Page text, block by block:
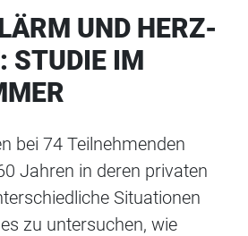
UND HERZ-
STUDIE IM
bei 74 Teilnehmenden
Jahren in deren privaten
Situationen
zu untersuchen, wie